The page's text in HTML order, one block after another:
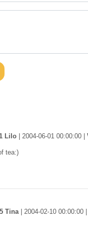
Lilo 2004-06-01 00:00:00
tea:)
Tina| 2004-02-10 00:00:00